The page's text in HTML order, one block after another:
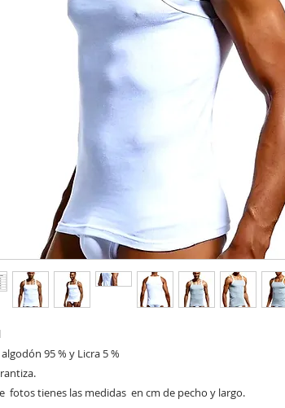
95 % y Licra 5 %
fotos tienes las medidas  en cm de pecho y largo.